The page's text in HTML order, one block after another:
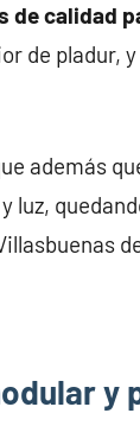
de calidad
pladur,
además
luz,
y